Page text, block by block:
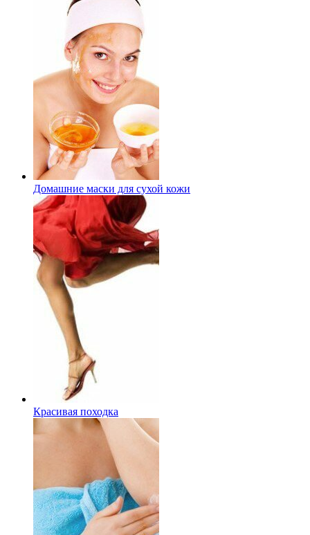
Домашние маски для сухой кожи
Красивая походка